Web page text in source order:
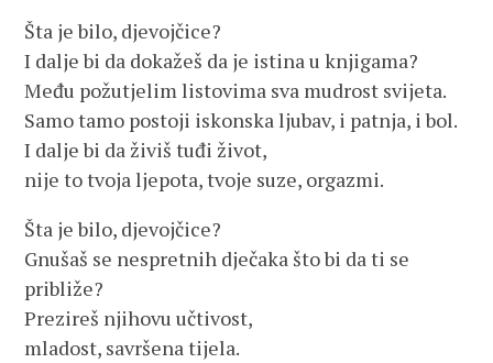
Šta je bilo, djevojčice?
I dalje bi da dokažeš da je istina u knjigama?
Među požutjelim listovima sva mudrost svijeta.
Samo tamo postoji iskonska ljubav, i patnja, i bol.
I dalje bi da živiš tuđi život,
nije to tvoja ljepota, tvoje suze, orgazmi.
Šta je bilo, djevojčice?
Gnušaš se nespretnih dječaka što bi da ti se
približe?
Prezireš njihovu učtivost,
mladost, savršena tijela.